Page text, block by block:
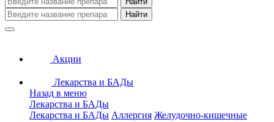
Найти
Акции
Лекарства и БАДы
Назад в меню
Лекарства и БАДы
Лекарства и БАДы Аллергия Желудочно-кишечные